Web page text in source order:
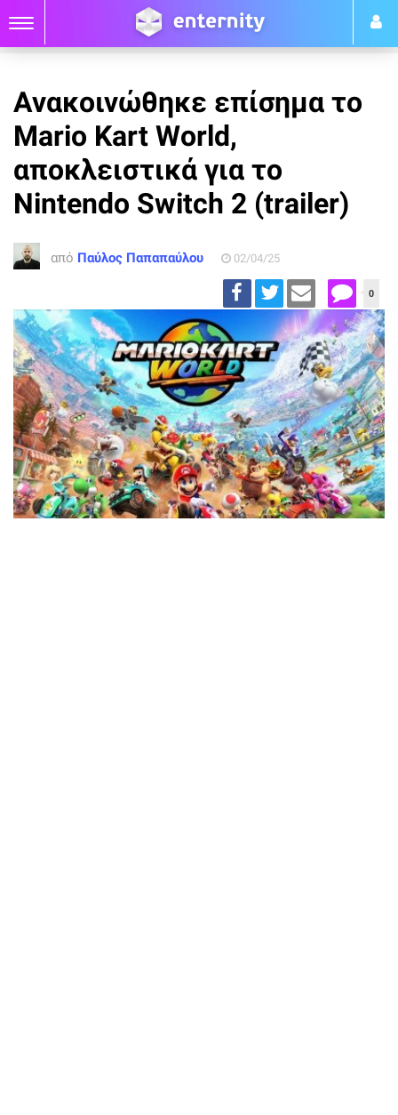
Ανακοινώθηκε επίσημα το
Mario Kart World,
αποκλειστικά για το
Nintendo Switch 2 (trailer)
από Παύλος Παπαπαύλου 02/04/25
0